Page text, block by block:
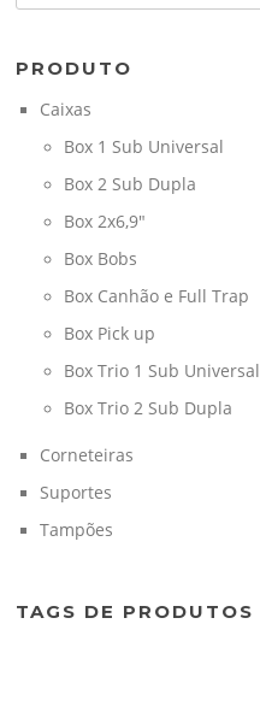
PRODUTO
Caixas
Box 1 Sub Universal
Box 2 Sub Dupla
Box 2x6,9"
Box Bobs
Box Canhão e Full Trap
Box Pick up
Box Trio 1 Sub Universal
Box Trio 2 Sub Dupla
Corneteiras
Suportes
Tampões
TAGS DE PRODUTOS